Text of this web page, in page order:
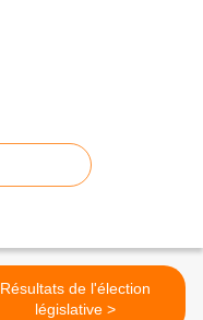
Résultats de l'élection
législative >